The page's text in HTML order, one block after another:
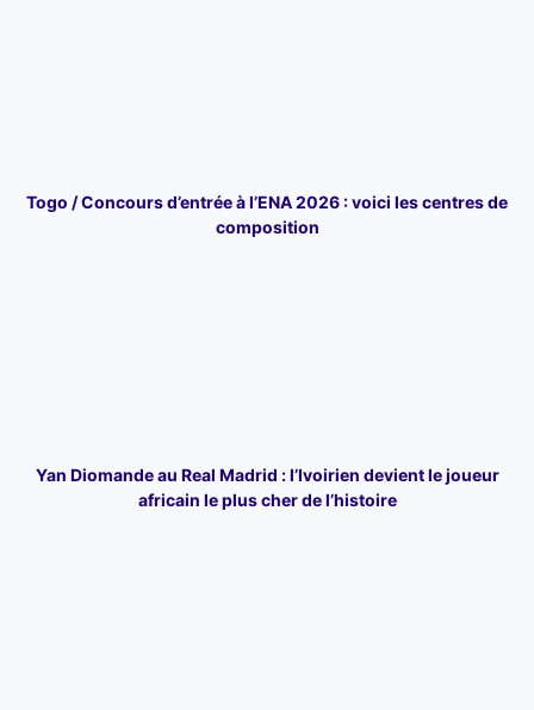
Togo / Concours d’entrée à l’ENA 2026 : voici les centres de
composition
Yan Diomande au Real Madrid : l’Ivoirien devient le joueur
africain le plus cher de l’histoire